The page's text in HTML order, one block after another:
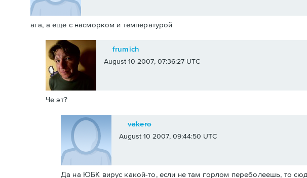
ага, а еще с насморком и температурой
frumich
August 10 2007, 07:36:27 UTC
Че эт?
vakero
August 10 2007, 09:44:50 UTC
Да на ЮБК вирус какой-то, если не там горлом переболеешь, то